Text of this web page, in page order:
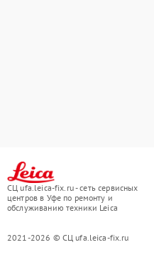
СЦ ufa.leica-fix.ru - сеть сервисных
центров в Уфе по ремонту и
обслуживанию техники Leica
2021-2026 © СЦ ufa.leica-fix.ru